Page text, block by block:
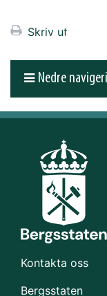
Skriv ut
Nedre
Kontakta oss
Bergsstaten